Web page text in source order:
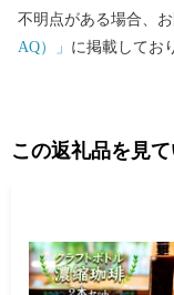
不明点がある場合、
AQ）」 に掲載してお
この返礼品を見